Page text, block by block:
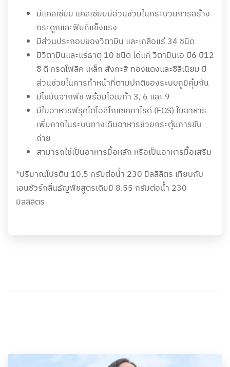
มีแคลเซียม แคลเซียมมีส่วนช่วยในกระบวนการสร้าง
กระดูกและฟันที่แข็งแรง
มีส่วนประกอบของวิตามิน และเกลือแร่ 34 ชนิด
มีวิตามินและแร่ธาตุ 10 ชนิด ได้แก่ วิตามินเอ บี6 บี12
ซี ดี กรดโฟลิค เหล็ก สังกะสี ทองแดงและซีลีเนียม มี
ส่วนช่วยในการทำหน้าที่ตามปกติของระบบภูมิคุ้มกัน
มีไขมันจากพืช พร้อมโอเมก้า 3, 6 และ 9
มีใยอาหารฟรุคโตโอลิโกแซคคาไรด์ (FOS) ใยอาหาร
เพิ่มกากในระบบทางเดินอาหารช่วยกระตุ้นการขับ
ถ่าย
สามารถใช้เป็นอาหารมื้อหลัก หรือเป็นอาหารมื้อเสริม
*ปริมาณโปรตีน 10.5 กรัมต่อน้ำ 230 มิลลิลิตร เทียบกับ
เอนชัวร์กลิ่นธัญพืชสูตรเดิมมี 8.55 กรัมต่อน้ำ 230
มิลลิลิตร